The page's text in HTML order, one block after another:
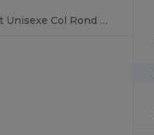
Epic Tee Shirt Unisexe Col Rond Ajusté